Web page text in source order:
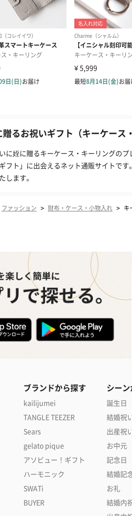
贈るお祝いギフト（キーケー
に姪に贈るキーケース・キーリングの
フト」に出会えるネット通販サイトで
します。
ファッション > 財布・ケース・小物入れ > キ
ブランドから探す
kailijumei
TANGLE TEEZER
Sears
gelato pique
アソビュー！ギフト
ハーモニック
SWATi
BUYER
シー
誕生日
結婚祝
出産祝
お中元
記念日
結婚記
お礼
結婚内